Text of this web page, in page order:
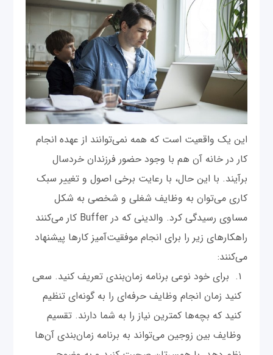
این یک واقعیت است که همه نمی‌توانند از عهده انجام
کار در خانه آن هم با وجود حضور فرزندان خردسال
برآیند. با این حال، با رعایت برخی اصول و تغییر سبک
کاری می‌توان به وظایف شغلی و شخصی به شکل
مساوی رسیدگی کرد. والدینی که در Buffer کار می‌کنند
راهکارهای زیر را برای انجام موفقیت‌آمیز کارها پیشنهاد
می‌کنند:
برای خود نوعی برنامه زمان‌بندی تعریف کنید. سعی
کنید زمان انجام وظایف حرفه‌ای را به گونه‌ای تنظیم
کنید که بچه‌ها کمترین نیاز را به شما دارند. تقسیم
وظایف بین زوجین می‌تواند به برنامه زمان‌بندی آن‌ها